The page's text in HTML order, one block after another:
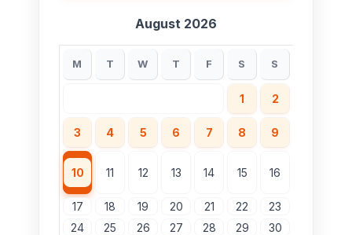
August 2026
M T W T F S S
1 2
3 4 5 6 7 8 9
10 11 12 13 14 15 16
17 18 19 20 21 22
23
24
25 26 27 28 29
30